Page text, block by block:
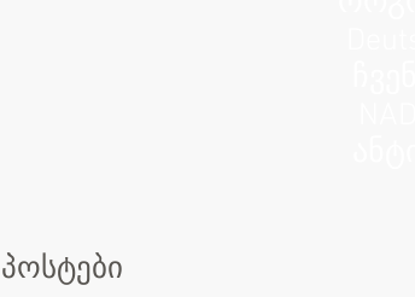
პოსტები